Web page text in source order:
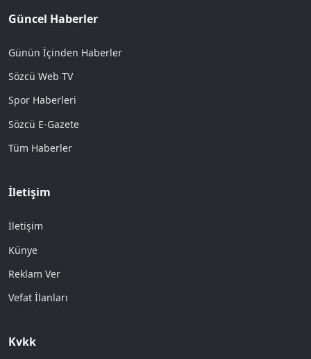
Güncel Haberler
Günün İçinden Haberler
Sözcü Web TV
Spor Haberleri
Sözcü E-Gazete
Tüm Haberler
İletişim
İletişim
Künye
Reklam Ver
Vefat İlanları
Kvkk